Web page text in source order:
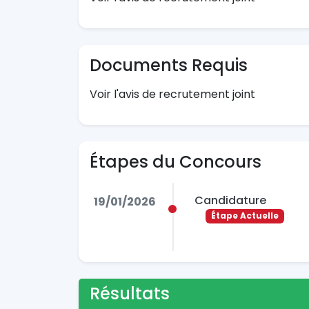
Documents Requis
Voir l'avis de recrutement joint
Étapes du Concours
19/01/2026 Candidature
Étape Actuelle
Résultats